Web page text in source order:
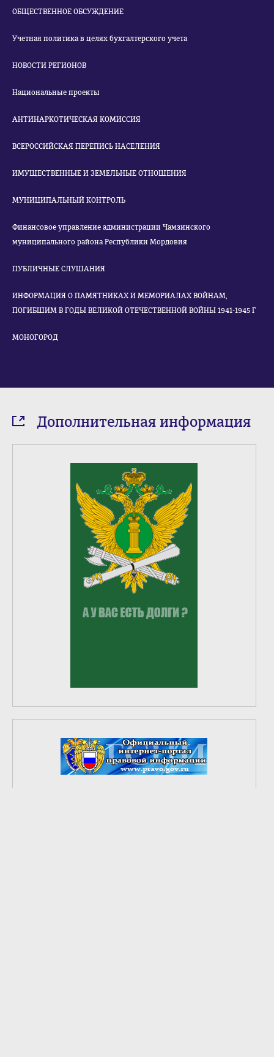
ОБЩЕСТВЕННОЕ ОБСУЖДЕНИЕ
Учетная политика в целях бухгалтерского учета
НОВОСТИ РЕГИОНОВ
Национальные проекты
АНТИНАРКОТИЧЕСКАЯ КОМИССИЯ
ВСЕРОССИЙСКАЯ ПЕРЕПИСЬ НАСЕЛЕНИЯ
ИМУЩЕСТВЕННЫЕ И ЗЕМЕЛЬНЫЕ ОТНОШЕНИЯ
МУНИЦИПАЛЬНЫЙ КОНТРОЛЬ
Финансовое управление администрации Чамзинского
муниципального района Республики Мордовия
ПУБЛИЧНЫЕ СЛУШАНИЯ
ИНФОРМАЦИЯ О ПАМЯТНИКАХ И МЕМОРИАЛАХ ВОЙНАМ,
ПОГИБШИМ В ГОДЫ ВЕЛИКОЙ ОТЕЧЕСТВЕННОЙ ВОЙНЫ 1941-1945 Г
МОНОГОРОД
Дополнительная информация